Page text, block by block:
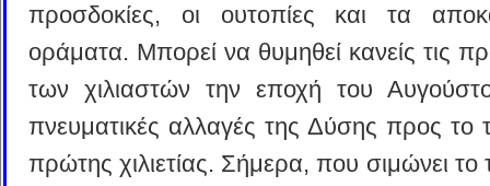
προσδοκίες, οι ουτοπίες και τα
οράματα. Μπορεί να θυμηθεί κανείς τις
των χιλιαστών την εποχή του
πνευματικές αλλαγές της Δύσης προς το
πρώτης χιλιετίας. Σήμερα, που σιμώνει το